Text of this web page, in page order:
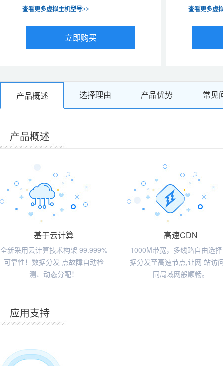
查看更多虚拟主机型号>>
立即购买
查看更多虚
查看更多虚拟主机型号>>
立即购买
查看更多虚
查看更多虚拟主机型号>>
立即购买
查看更多虚
查看更多虚拟主机型号>>
立即购买
查看更多虚
产品概述 选择理由 产品优势 常见
产品概述
基于云计算
全新采用云计算技术构架 99.999%
可靠性！数据分发 点故障自动检
测、动态分配！
高速CDN
1000M带宽，多线路自由选
据分发至高速节点,让网 站访
同局域网般顺畅。
应用支持